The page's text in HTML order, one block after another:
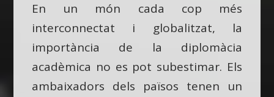
En un món cada cop més
interconnectat i globalitzat, la
importància de la diplomàcia
acadèmica no es pot subestimar. Els
ambaixadors dels països tenen un